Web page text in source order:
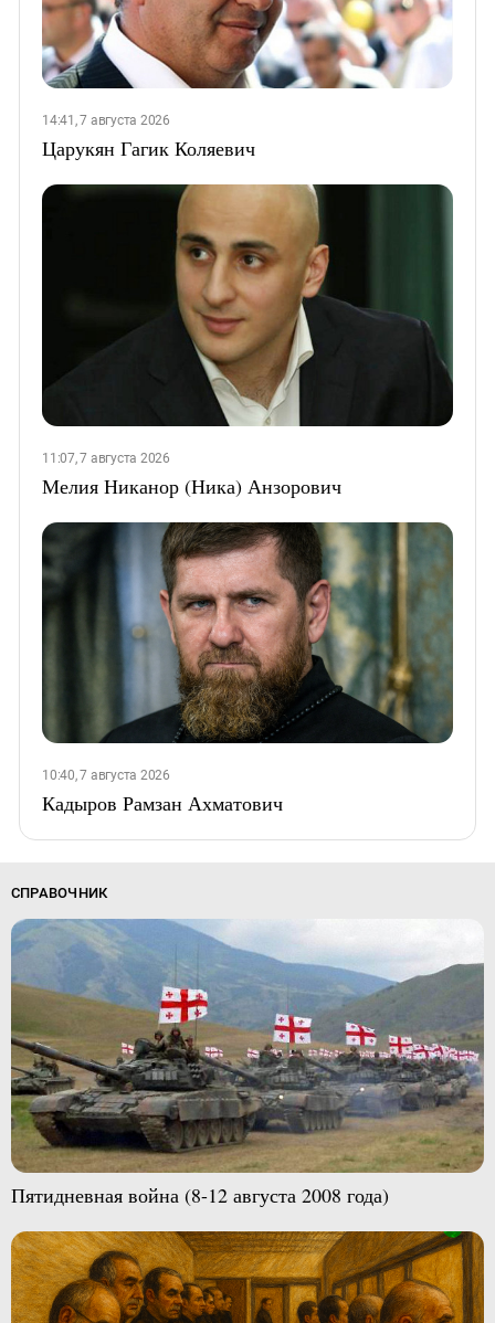
14:41, 7 августа 2026
Царукян Гагик Коляевич
11:07, 7 августа 2026
Мелия Никанор (Ника) Анзорович
10:40, 7 августа 2026
Кадыров Рамзан Ахматович
СПРАВОЧНИК
Пятидневная война (8-12 августа 2008 года)